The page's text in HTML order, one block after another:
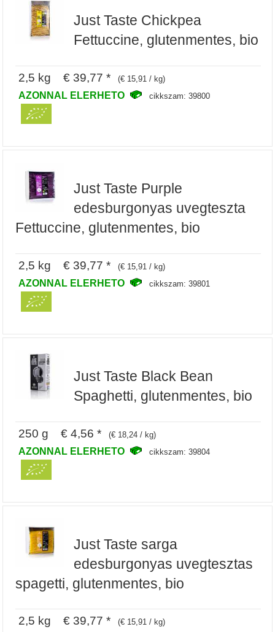
Just Taste Chickpea
Fettuccine, glutenmentes, bio
2,5 kg € 39,77 * (€ 15,91 / kg)
AZONNAL ELERHETO cikkszam: 39800
Just Taste Purple
edesburgonyas uvegteszta
Fettuccine, glutenmentes, bio
2,5 kg € 39,77 * (€ 15,91 / kg)
AZONNAL ELERHETO cikkszam: 39801
Just Taste Black Bean
Spaghetti, glutenmentes, bio
250 g € 4,56 * (€ 18,24 / kg)
AZONNAL ELERHETO cikkszam: 39804
Just Taste sarga
edesburgonyas uvegtesztas
spagetti, glutenmentes, bio
2,5 kg € 39,77 * (€ 15,91 / kg)